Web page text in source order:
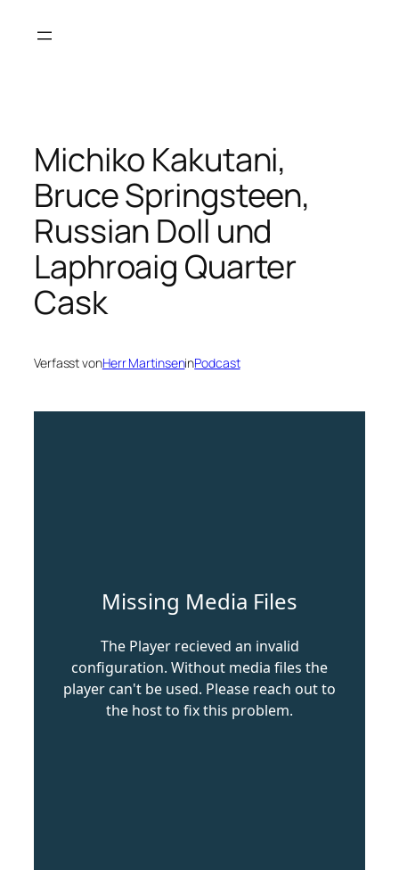
Inhalt
Michiko Kakutani,
Bruce Springsteen,
Russian Doll und
Laphroaig Quarter
Cask
Verfasst vonHerr MartinseninPodcast